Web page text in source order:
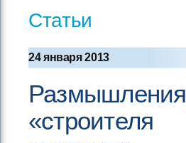
Статьи
24 января 2013
Размышления
«строителя